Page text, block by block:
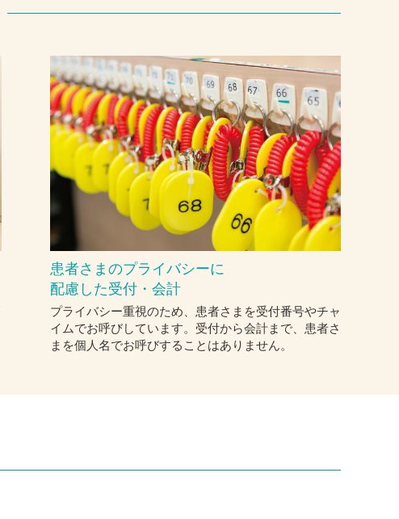
患者さまのプライバシーに
配慮した受付・会計
プライバシー重視のため、患者さまを受付番号やチャ
イムでお呼びしています。受付から会計まで、患者さ
まを個人名でお呼びすることはありません。